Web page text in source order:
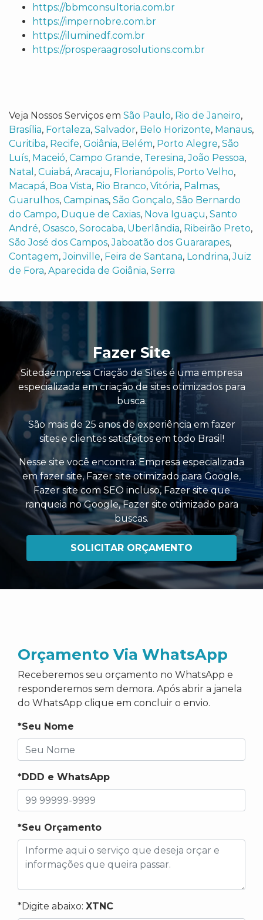
https://bbmconsultoria.com.br
https://impernobre.com.br
https://iluminedf.com.br
https://prosperaagrosolutions.com.br
Veja Nossos Serviços em São Paulo, Rio de Janeiro,
Brasília, Fortaleza, Salvador, Belo Horizonte, Manaus,
Curitiba, Recife, Goiânia, Belém, Porto Alegre, São
Luís, Maceió, Campo Grande, Teresina,João Pessoa,
Natal , Cuiabá, Aracaju, Florianópolis, Porto Velho,
Macapá, Boa Vista, Rio Branco, Vitória, Palmas,
Guarulhos, Campinas, São Gonçalo, São Bernardo
do Campo, Duque de Caxias, Nova Iguaçu, Santo
André, Osasco, Sorocaba, Uberlândia, Ribeirão Preto,
São José dos Campos,Jaboatão dos Guararapes,
Contagem,Joinville, Feira de Santana, Londrina,Juiz
de Fora, Aparecida de Goiânia, Serra
Fazer Site
Sitedaempresa Criação de Sites é uma empresa
especializada em criação de sites otimizados para
busca.
São mais de 25 anos de experiência em fazer
sites e clientes satisfeitos em todo Brasil!
Nesse site você encontra:Empresa especializada
em fazer site,Fazer site otimizado para Google,
Fazer site com SEO incluso, Fazer site que
ranqueia no Google,Fazer site otimizado para
buscas.
SOLICITAR ORÇAMENTO
Orçamento Via WhatsApp
Receberemos seu orçamento no WhatsApp e
responderemos sem demora. Após abrir a janela
do WhatsApp clique em concluir o envio.
*Seu Nome
*DDD e WhatsApp
*Seu Orçamento
*Digite abaixo: XTNC